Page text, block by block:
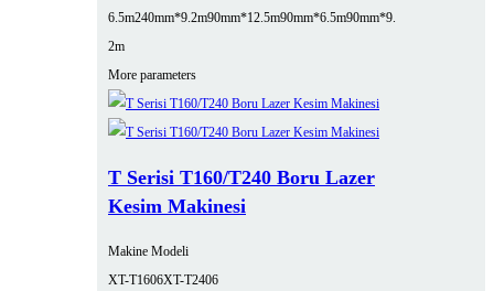
6.5m240mm*9.2m90mm*12.5m90mm*6.5m90mm*9.
2m
More parameters
T Serisi T160/T240 Boru Lazer
Kesim Makinesi
Makine Modeli
XT-T1606XT-T2406